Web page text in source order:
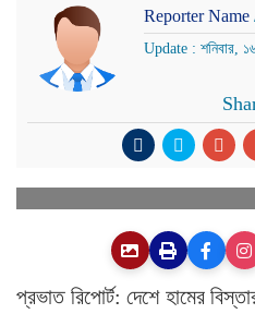
Reporter Name
Update : শনিবার,
প্রভাত রিপোর্ট: দেশে হামের